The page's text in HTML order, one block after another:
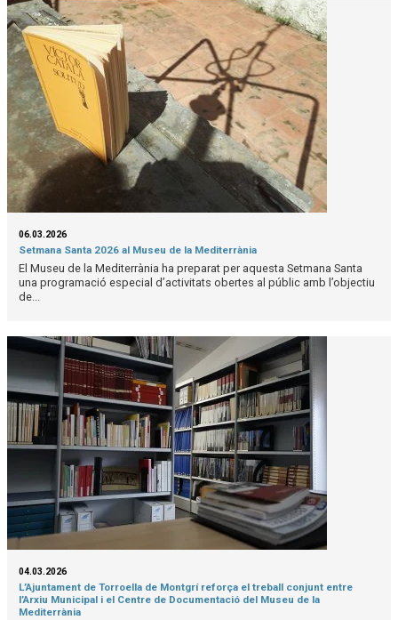
06.03.2026
Setmana Santa 2026 al Museu de la Mediterrània
El Museu de la Mediterrània ha preparat per aquesta Setmana Santa
una programació especial d’activitats obertes al públic amb l’objectiu
de...
04.03.2026
L’Ajuntament de Torroella de Montgrí reforça el treball conjunt entre
l’Arxiu Municipal i el Centre de Documentació del Museu de la
Mediterrània